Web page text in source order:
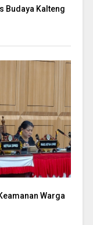
Budaya Kalteng
Warga